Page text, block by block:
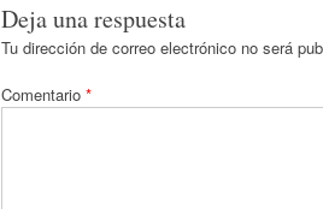
Deja una respuesta
Tu dirección de correo electrónico no será
Comentario *